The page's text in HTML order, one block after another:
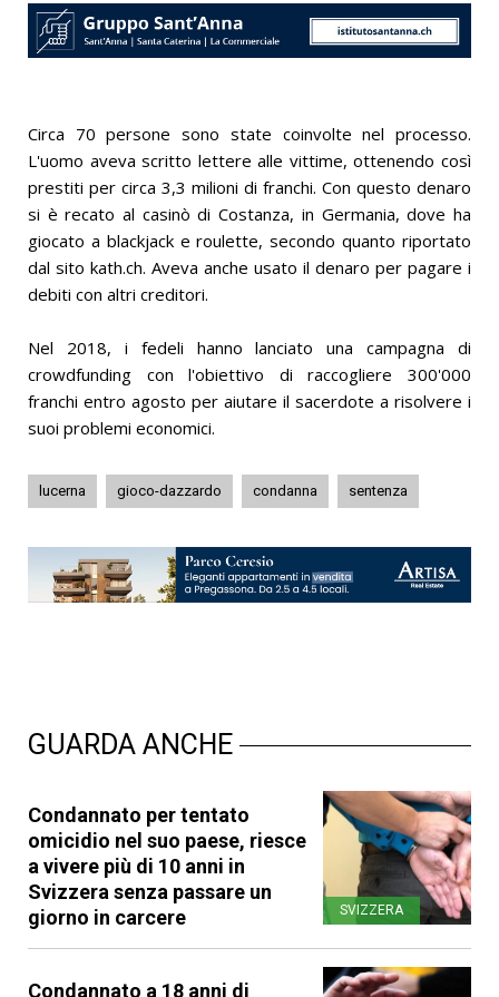
Circa 70 persone sono state coinvolte nel processo.
L'uomo aveva scritto lettere alle vittime, ottenendo così
prestiti per circa 3,3 milioni di franchi. Con questo denaro
si è recato al casinò di Costanza, in Germania, dove ha
giocato a blackjack e roulette, secondo quanto riportato
dal sito kath.ch. Aveva anche usato il denaro per pagare i
debiti con altri creditori.
Nel 2018, i fedeli hanno lanciato una campagna di
crowdfunding con l'obiettivo di raccogliere 300'000
franchi entro agosto per aiutare il sacerdote a risolvere i
suoi problemi economici.
lucerna gioco-dazzardo condanna sentenza
GUARDA ANCHE
Condannato per tentato
omicidio nel suo paese, riesce
a vivere più di 10 anni in
Svizzera senza passare un
giorno in carcere
SVIZZERA
Condannato a 18 anni di